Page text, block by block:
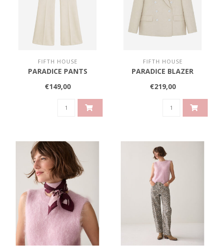
FIFTH HOUSE
PARADICE PANTS
€149,00
FIFTH HOUSE
PARADICE BLAZER
€219,00